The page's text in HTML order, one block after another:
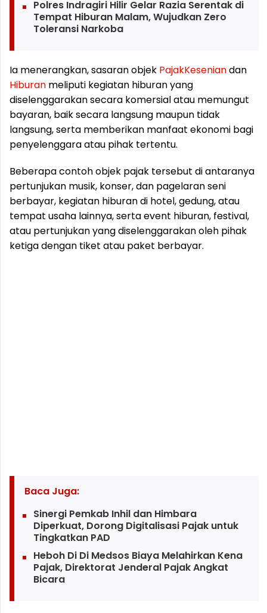
Polres Indragiri Hilir Gelar Razia Serentak di
Tempat Hiburan Malam, Wujudkan Zero
Toleransi Narkoba
Ia menerangkan, sasaran objek PajakKeseniandan
Hiburan meliputi kegiatan hiburan yang
diselenggarakan secara komersial atau memungut
bayaran, baik secara langsung maupun tidak
langsung, serta memberikan manfaat ekonomi bagi
penyelenggara atau pihak tertentu.
Beberapa contoh objek pajak tersebut di antaranya
pertunjukan musik, konser, dan pagelaran seni
berbayar, kegiatan hiburan di hotel, gedung, atau
tempat usaha lainnya, serta event hiburan, festival,
atau pertunjukan yang diselenggarakan oleh pihak
ketiga dengan tiket atau paket berbayar.
Baca Juga:
Sinergi Pemkab Inhil dan Himbara
Diperkuat, Dorong Digitalisasi Pajak untuk
Tingkatkan PAD
Heboh Di Di Medsos Biaya Melahirkan Kena
Pajak, Direktorat Jenderal Pajak Angkat
Bicara